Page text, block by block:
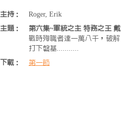
主持：
Roger, Erik
主題：
第六集~軍統之主 特務之王
戰時殉職者達一萬八千，破
打下磐基...........
下載：
第一節